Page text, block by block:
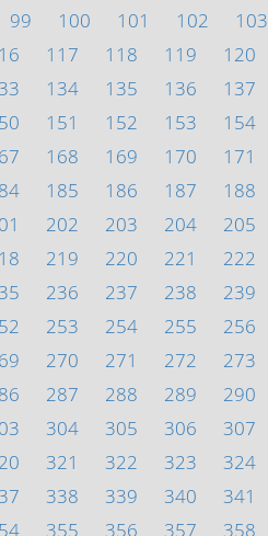
99 100 101 102 103
117 118 119 120
134 135 136 137
151 152 153 154
168 169 170 171
185 186 187 188
202 203 204 205
219 220 221 222
236 237 238 239
253 254 255 256
270 271 272 273
287 288 289 290
304 305 306 307
321 322 323 324
338 339 340 341
355 356 357 358